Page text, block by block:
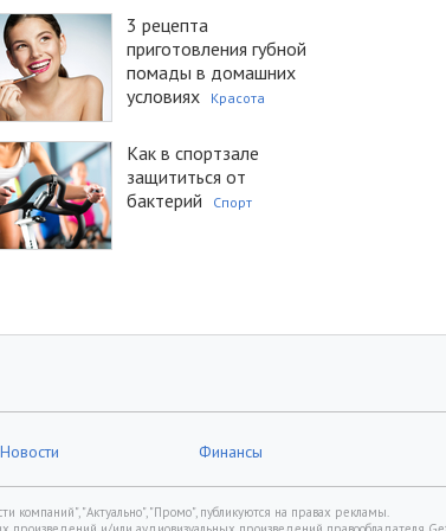
3 рецепта
приготовления губной
помады в домашних
условиях
Красота
Как в спортзале
защититься от
бактерий
Спорт
Новости Финансы
компаний", "Актуально", "Промо", публикуются на правах рекламы.